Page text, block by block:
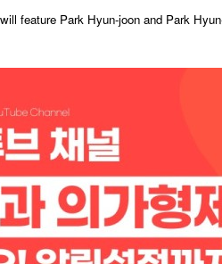
feature Park Hyun-joon and Park